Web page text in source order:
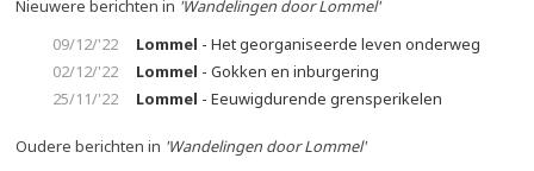
Nieuwere berichten in 'Wandelingen door Lommel'
09/12/'22
Lommel - Het georganiseerde leven onderweg
02/12/'22
Lommel - Gokken en inburgering
25/11/'22
Lommel - Eeuwigdurende grensperikelen
Oudere berichten in 'Wandelingen door Lommel'